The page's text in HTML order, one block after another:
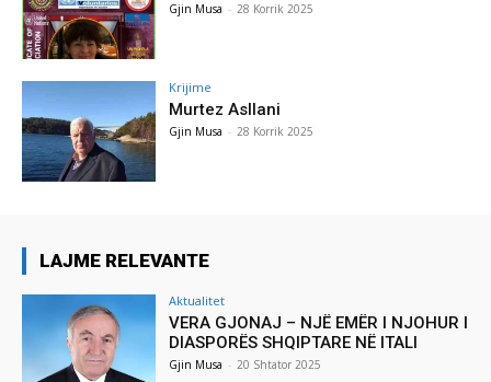
Gjin Musa - 28 Korrik 2025
Krijime
Murtez Asllani
Gjin Musa - 28 Korrik 2025
LAJME RELEVANTE
Aktualitet
VERA GJONAJ – NJË EMËR I NJOHUR I
DIASPORËS SHQIPTARE NË ITALI
Gjin Musa - 20 Shtator 2025